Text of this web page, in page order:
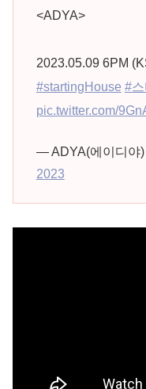
<ADYA>
2023.05.09 6PM
#startingHouse #
pic.twitter.com/
— ADYA(에이디야
2023